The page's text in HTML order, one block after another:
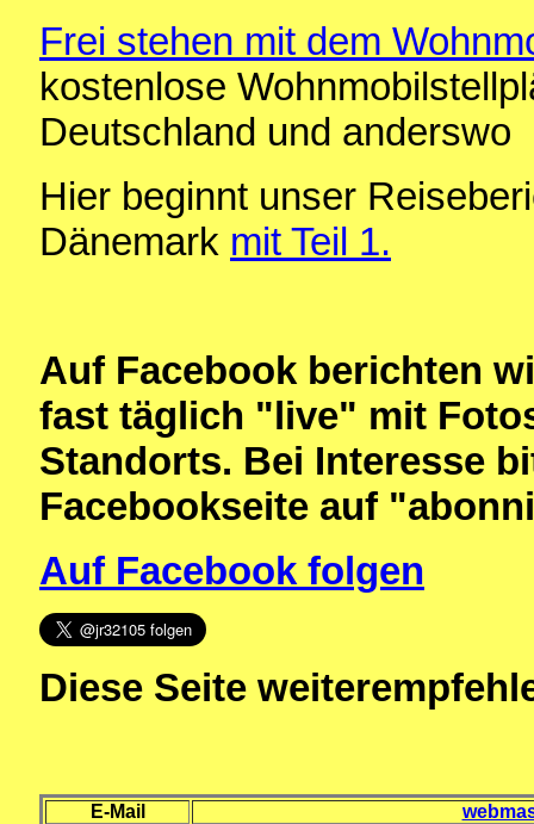
Frei stehen mit dem
kostenlose
Deutschland und anderswo
Hier beginnt unser
Dänemark mit Teil 1.
Auf Facebook berichten
fast täglich "live" mit
Standorts. Bei Interesse
Facebookseite auf
Auf Facebook folgen
Diese Seite
E-Mail